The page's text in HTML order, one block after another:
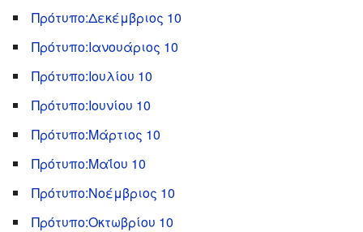
Πρότυπο:Δεκέμβριος 10
Πρότυπο:Ιανουάριος 10
Πρότυπο:Ιουλίου 10
Πρότυπο:Ιουνίου 10
Πρότυπο:Μάρτιος 10
Πρότυπο:Μαΐου 10
Πρότυπο:Νοέμβριος 10
Πρότυπο:Οκτωβρίου 10